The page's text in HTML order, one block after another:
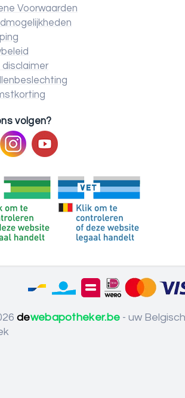
Voorwaarden
disclaimer
volgen?
dewebapotheker.be - uw